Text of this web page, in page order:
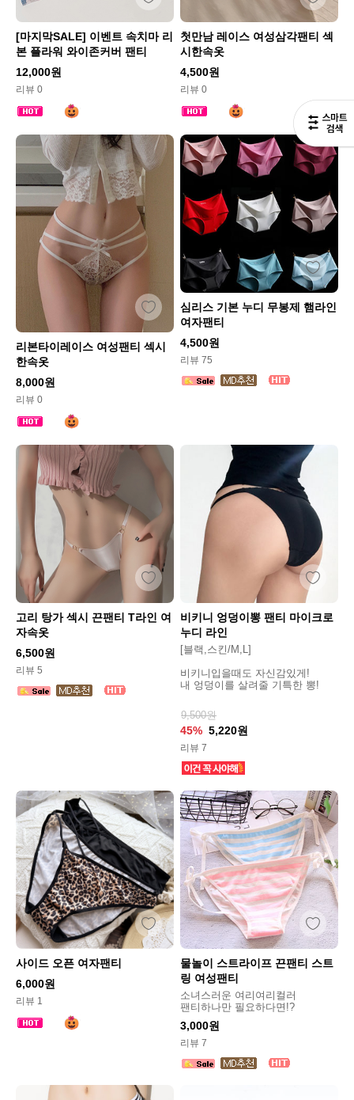
[마지막SALE] 이벤트 속치마 리
본 플라워 와이존커버 팬티
12,000원
리뷰 0
첫만남 레이스 여성삼각팬티 섹
시한속옷
4,500원
리뷰 0
리본타이레이스 여성팬티 섹시
한속옷
8,000원
리뷰 0
심리스 기본 누디 무봉제 햄라인
여자팬티
4,500원
리뷰 75
고리 탕가 섹시 끈팬티 T라인 여
자속옷
6,500원
리뷰 5
비키니 엉덩이뽕 팬티 마이크로
누디 라인
[블랙,스킨/M,L]
비키니입을때도 자신감있게!
내 엉덩이를 살려줄 기특한 뽕!
9,500원
45% 5,220원
리뷰 7
사이드 오픈 여자팬티
6,000원
리뷰 1
물놀이 스트라이프 끈팬티 스트
링 여성팬티
소녀스러운 여리여리컬러
팬티하나만 필요하다면!?
3,000원
리뷰 7